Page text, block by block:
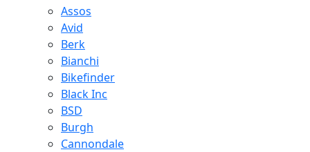
Assos
Avid
Berk
Bianchi
Bikefinder
Black Inc
BSD
Burgh
Cannondale